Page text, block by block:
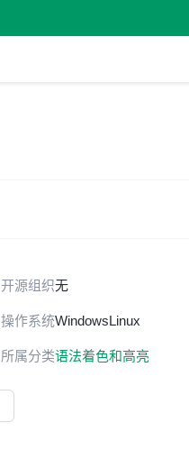
开源组织无
操作系统WindowsLinux
所属分类语法着色和高亮